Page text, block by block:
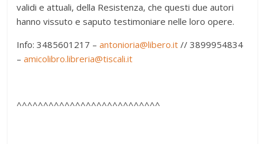
validi e attuali, della Resistenza, che questi due autori
hanno vissuto e saputo testimoniare nelle loro opere.
Info: 3485601217 –antonioria@libero.it // 3899954834
–amicolibro.libreria@tiscali.it
^^^^^^^^^^^^^^^^^^^^^^^^^^^